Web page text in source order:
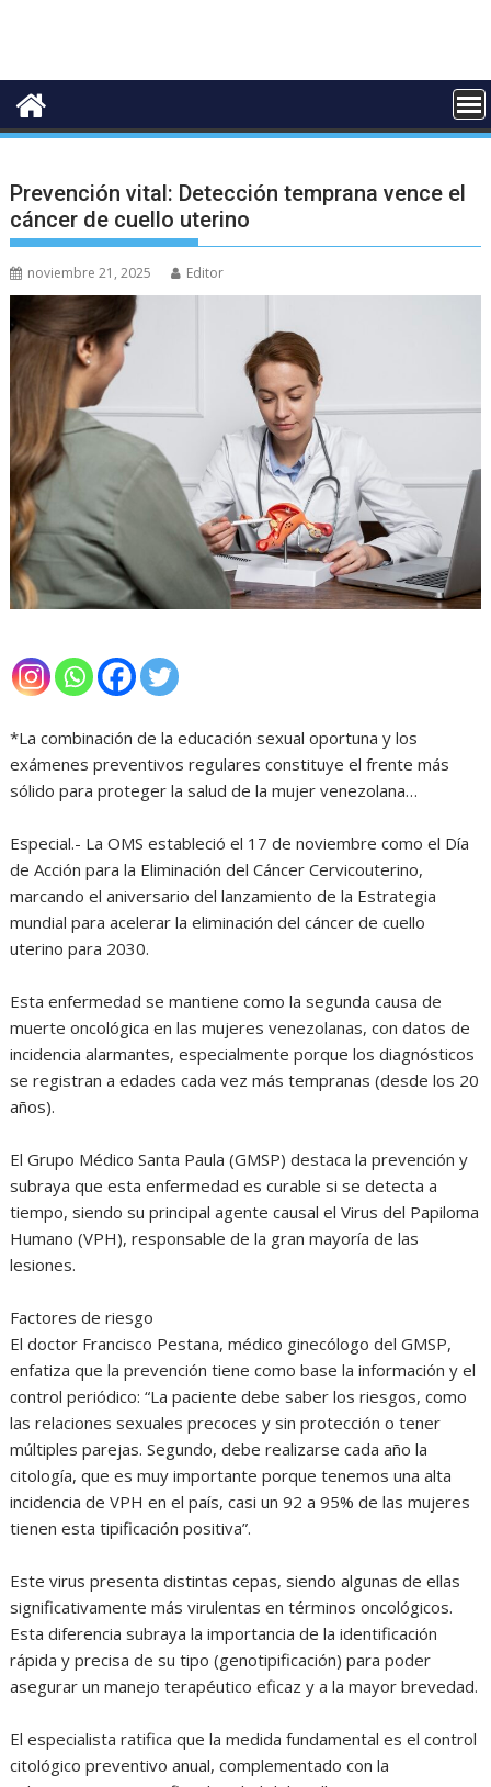
Prevención vital: Detección temprana vence el
cáncer de cuello uterino
noviembre 21, 2025 Editor
*La combinación de la educación sexual oportuna y los
exámenes preventivos regulares constituye el frente más
sólido para proteger la salud de la mujer venezolana…
Especial.- La OMS estableció el 17 de noviembre como el Día
de Acción para la Eliminación del Cáncer Cervicouterino,
marcando el aniversario del lanzamiento de la Estrategia
mundial para acelerar la eliminación del cáncer de cuello
uterino para 2030.
Esta enfermedad se mantiene como la segunda causa de
muerte oncológica en las mujeres venezolanas, con datos de
incidencia alarmantes, especialmente porque los diagnósticos
se registran a edades cada vez más tempranas (desde los 20
años).
El Grupo Médico Santa Paula (GMSP) destaca la prevención y
subraya que esta enfermedad es curable si se detecta a
tiempo, siendo su principal agente causal el Virus del Papiloma
Humano (VPH), responsable de la gran mayoría de las
lesiones.
Factores de riesgo
El doctor Francisco Pestana, médico ginecólogo del GMSP,
enfatiza que la prevención tiene como base la información y el
control periódico: “La paciente debe saber los riesgos, como
las relaciones sexuales precoces y sin protección o tener
múltiples parejas. Segundo, debe realizarse cada año la
citología, que es muy importante porque tenemos una alta
incidencia de VPH en el país, casi un 92 a 95% de las mujeres
tienen esta tipificación positiva”.
Este virus presenta distintas cepas, siendo algunas de ellas
significativamente más virulentas en términos oncológicos.
Esta diferencia subraya la importancia de la identificación
rápida y precisa de su tipo (genotipificación) para poder
asegurar un manejo terapéutico eficaz y a la mayor brevedad.
El especialista ratifica que la medida fundamental es el control
citológico preventivo anual, complementado con la